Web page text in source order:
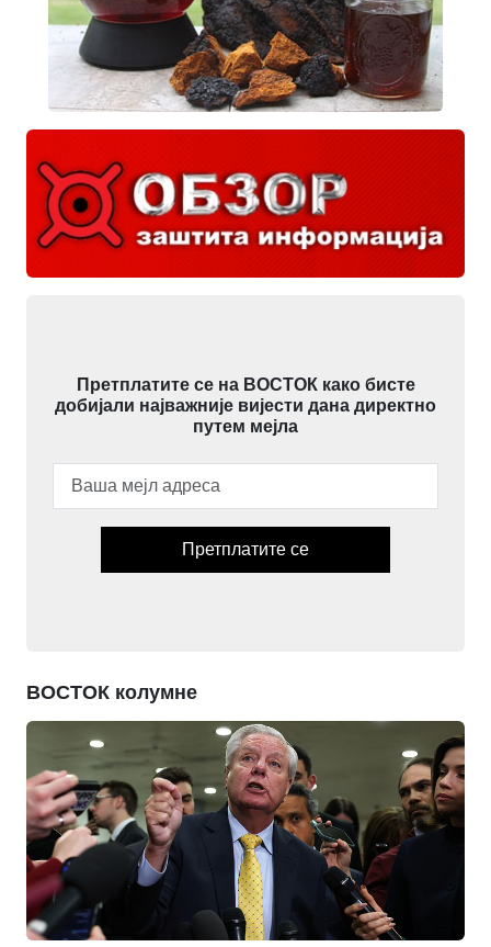
Претплатите се на ВОСТОК како бисте
добијали најважније вијести дана директно
путем мејла
Претплатите се
ВОСТОК колумне